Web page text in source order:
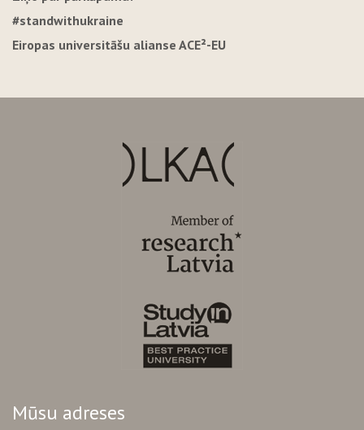
#standwithukraine
Eiropas universitāšu alianse ACE²-EU
Mūsu adreses